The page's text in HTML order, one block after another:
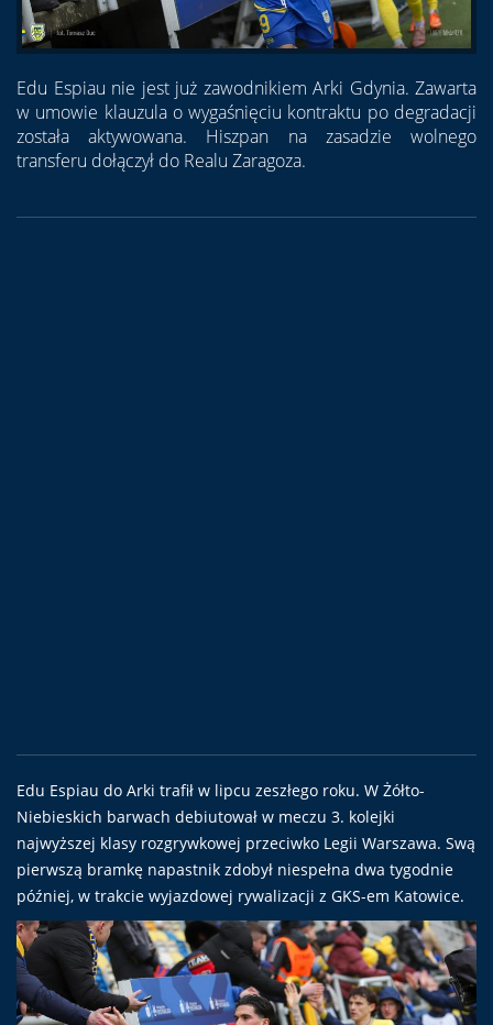
Edu Espiau nie jest już zawodnikiem Arki Gdynia. Zawarta
w umowie klauzula o wygaśnięciu kontraktu po degradacji
została aktywowana. Hiszpan na zasadzie wolnego
transferu dołączył do Realu Zaragoza.
Edu Espiau do Arki trafił w lipcu zeszłego roku. W Żółto-
Niebieskich barwach debiutował w meczu 3. kolejki
najwyższej klasy rozgrywkowej przeciwko Legii Warszawa. Swą
pierwszą bramkę napastnik zdobył niespełna dwa tygodnie
później, w trakcie wyjazdowej rywalizacji z GKS-em Katowice.